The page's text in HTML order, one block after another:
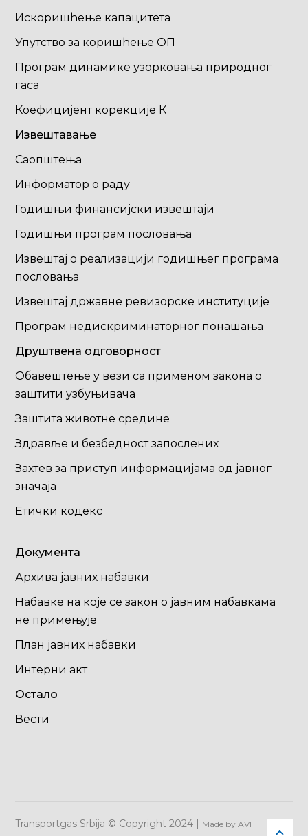
Искоришћење капацитета
Упутство за коришћење ОП
Програм динамике узорковања природног
гаса
Коефицијент корекције К
Извештавање
Саопштења
Информатор о раду
Годишњи финансијски извештаји
Годишњи програм пословања
Извештај о реализацији годишњег програма
пословања
Извештај државне ревизорске институције
Програм недискриминаторног понашања
Друштвена одговорност
Обавештење у вези са применом закона о
заштити узбуњивача
Заштита животне средине
Здравље и безбедност запослених
Захтев за приступ информацијама од јавног
значаја
Етички кодекс
Документа
Архива јавних набавки
Набавке на које се закон о јавним набавкама
не примењује
План јавних набавки
Интерни акт
Остало
Вести
Transportgas Srbija © Copyright 2024 | Made byAVI